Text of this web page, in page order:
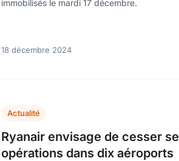
immobilisés le mardi 17 décembre.
18 décembre 2024
Actualité
Ryanair envisage de cesser
opérations dans dix aéroports